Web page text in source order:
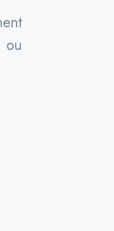
ou